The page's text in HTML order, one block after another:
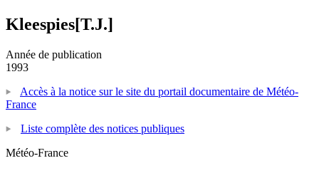
Kleespies[T.J.]
Année de publication
1993
Accès à la notice sur le site du portail documentaire de Météo-
France
Liste complète des notices publiques
Météo-France